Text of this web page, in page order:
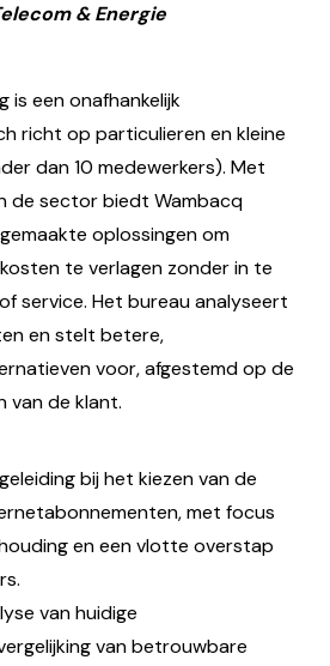
& Energie
is een onafhankelijk
richt op particulieren en kleine
dan 10 medewerkers). Met
de sector biedt Wambacq
oplossingen om
te verlagen zonder in te
service. Het bureau analyseert
en stelt betere,
voor, afgestemd op de
van de klant.
bij het kiezen van de
met focus
en een vlotte overstap
van huidige
van betrouwbare